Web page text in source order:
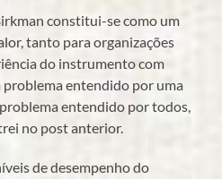
constitui-se como um
tanto para organizações
do instrumento com
entendido por uma
entendido por todos,
no post anterior.
de desempenho do